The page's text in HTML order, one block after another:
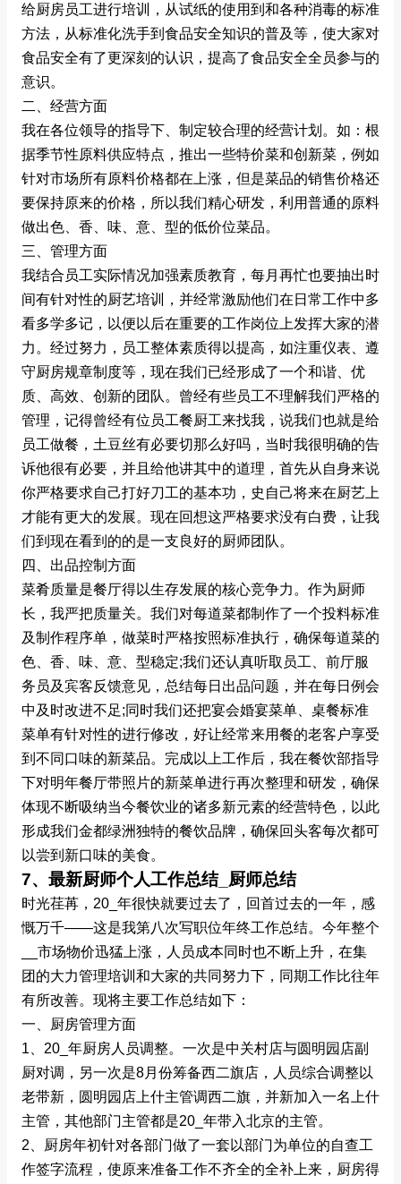
给厨房员工进行培训，从试纸的使用到和各种消毒的标准
方法，从标准化洗手到食品安全知识的普及等，使大家对
食品安全有了更深刻的认识，提高了食品安全全员参与的
意识。
二、经营方面
我在各位领导的指导下、制定较合理的经营计划。如：根
据季节性原料供应特点，推出一些特价菜和创新菜，例如
针对市场所有原料价格都在上涨，但是菜品的销售价格还
要保持原来的价格，所以我们精心研发，利用普通的原料
做出色、香、味、意、型的低价位菜品。
三、管理方面
我结合员工实际情况加强素质教育，每月再忙也要抽出时
间有针对性的厨艺培训，并经常激励他们在日常工作中多
看多学多记，以便以后在重要的工作岗位上发挥大家的潜
力。经过努力，员工整体素质得以提高，如注重仪表、遵
守厨房规章制度等，现在我们已经形成了一个和谐、优
质、高效、创新的团队。曾经有些员工不理解我们严格的
管理，记得曾经有位员工餐厨工来找我，说我们也就是给
员工做餐，土豆丝有必要切那么好吗，当时我很明确的告
诉他很有必要，并且给他讲其中的道理，首先从自身来说
你严格要求自己打好刀工的基本功，史自己将来在厨艺上
才能有更大的发展。现在回想这严格要求没有白费，让我
们到现在看到的的是一支良好的厨师团队。
四、出品控制方面
菜肴质量是餐厅得以生存发展的核心竞争力。作为厨师
长，我严把质量关。我们对每道菜都制作了一个投料标准
及制作程序单，做菜时严格按照标准执行，确保每道菜的
色、香、味、意、型稳定;我们还认真听取员工、前厅服
务员及宾客反馈意见，总结每日出品问题，并在每日例会
中及时改进不足;同时我们还把宴会婚宴菜单、桌餐标准
菜单有针对性的进行修改，好让经常来用餐的老客户享受
到不同口味的新菜品。完成以上工作后，我在餐饮部指导
下对明年餐厅带照片的新菜单进行再次整理和研发，确保
体现不断吸纳当今餐饮业的诸多新元素的经营特色，以此
形成我们金都绿洲独特的餐饮品牌，确保回头客每次都可
以尝到新口味的美食。
7、最新厨师个人工作总结_厨师总结
时光荏苒，20_年很快就要过去了，回首过去的一年，感
慨万千——这是我第八次写职位年终工作总结。今年整个
__市场物价迅猛上涨，人员成本同时也不断上升，在集
团的大力管理培训和大家的共同努力下，同期工作比往年
有所改善。现将主要工作总结如下：
一、厨房管理方面
1、20_年厨房人员调整。一次是中关村店与圆明园店副
厨对调，另一次是8月份筹备西二旗店，人员综合调整以
老带新，圆明园店上什主管调西二旗，并新加入一名上什
主管，其他部门主管都是20_年带入北京的主管。
2、厨房年初针对各部门做了一套以部门为单位的自查工
作签字流程，使原来准备工作不齐全的全补上来，厨房得